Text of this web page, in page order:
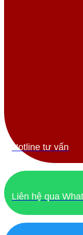
Hotline tư vấn
Liên hệ qua